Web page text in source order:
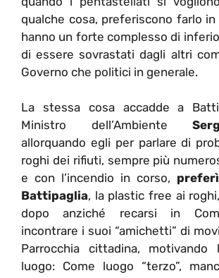
qualche cosa, preferiscono farlo
hanno un forte complesso di
di essere sovrastati dagli altri
Governo che politici in generale.
La stessa cosa accadde a
Ministro dell’Ambiente
allorquando egli per parlare di
roghi dei rifiuti, sempre più
e con l’incendio in corso,
Battipaglia, la plastic free ai
dopo anziché recarsi in
incontrare i suoi “amichetti” di
Parrocchia cittadina,
luogo: Come luogo “terzo”,